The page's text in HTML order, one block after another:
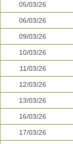
05/03/26
06/03/26
09/03/26
10/03/26
11/03/26
12/03/26
13/03/26
16/03/26
17/03/26